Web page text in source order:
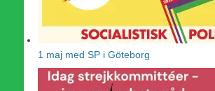
1 maj med SP i Göteborg